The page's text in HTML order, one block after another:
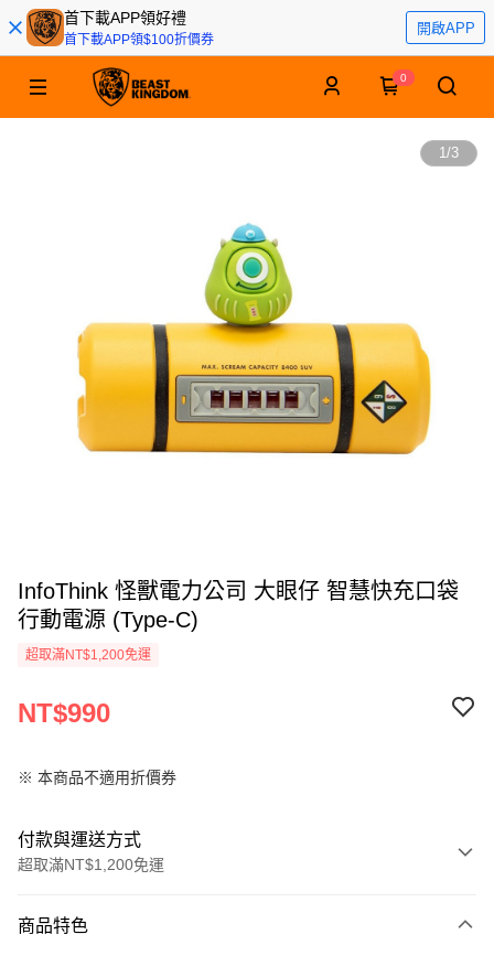
首下載APP領好禮
首下載APP領$100折價券
開啟APP
0
1/3
InfoThink 怪獸電力公司 大眼仔 智慧快充口袋
行動電源 (Type-C)
超取滿NT$1,200免運
NT$990
※ 本商品不適用折價券
付款與運送方式
超取滿NT$1,200免運
信用卡一次付款
商品特色